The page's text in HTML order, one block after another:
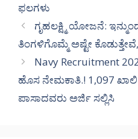
ಫಲಗಳು
ಗೃಹಲಕ್ಷ್ಮಿ ಯೋಜನೆ:
ತಿಂಗಳಿಗೊಮ್ಮೆ ಅಷ್ಟೇ
Navy Recruitment
ಹೊಸ ನೇಮಕಾತಿ.! 1,097 ಖಾಲಿ
ಪಾಸಾದವರು ಅರ್ಜಿ ಸಲ್ಲಿಸಿ